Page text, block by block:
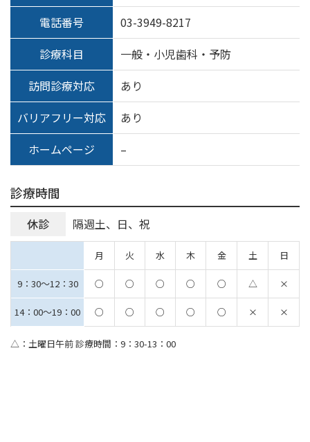
電話番号
03-3949-8217
診療科目
一般・小児歯科・予防
訪問診療対応
あり
バリアフリー対応
あり
ホームページ
–
診療時間
休診 隔週土、日、祝
月 火 水 木 金 土 日
9：30～12：30 ○ ○ ○ ○ ○ △ ×
14：00～19：00 ○ ○ ○ ○ ○ × ×
△：土曜日午前 診療時間：9：30-13：00